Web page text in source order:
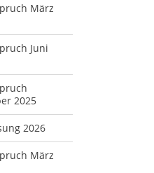
März
Juni
2025
2026
März